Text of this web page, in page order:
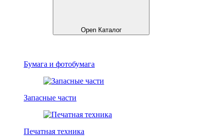
Open Каталог
Бумага и фотобумага
Запасные части
Печатная техника